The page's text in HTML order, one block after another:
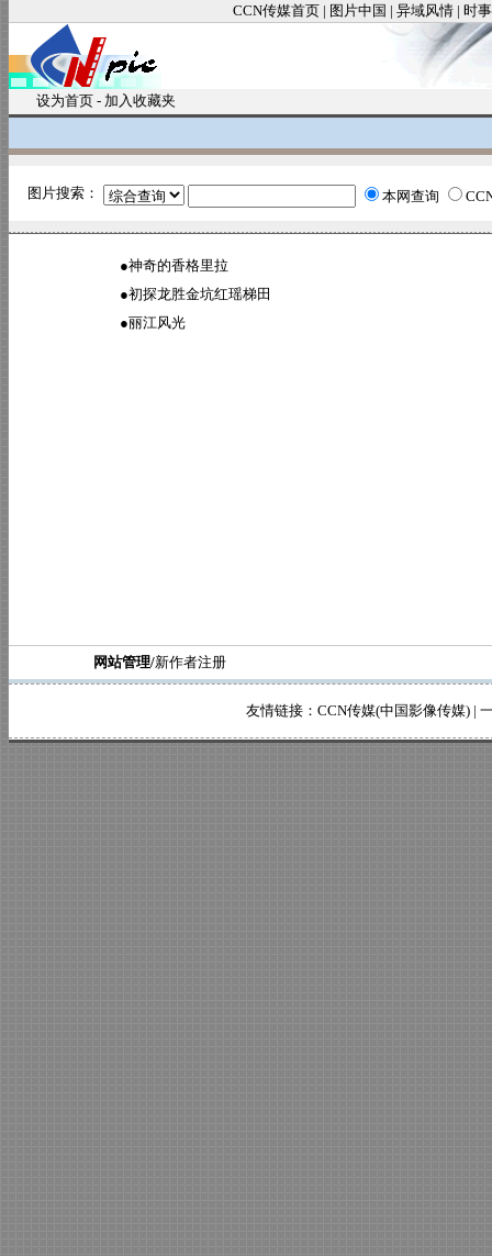
CCN传媒首页 | 图片中国 | 异域风情 | 时
设为首页 - 加入收藏夹
图片搜索： 本网查询
●神奇的香格里拉
●初探龙胜金坑红瑶梯田
●丽江风光
网站管理/新作者注册
友情链接： CCN传媒(中国影像传媒) |